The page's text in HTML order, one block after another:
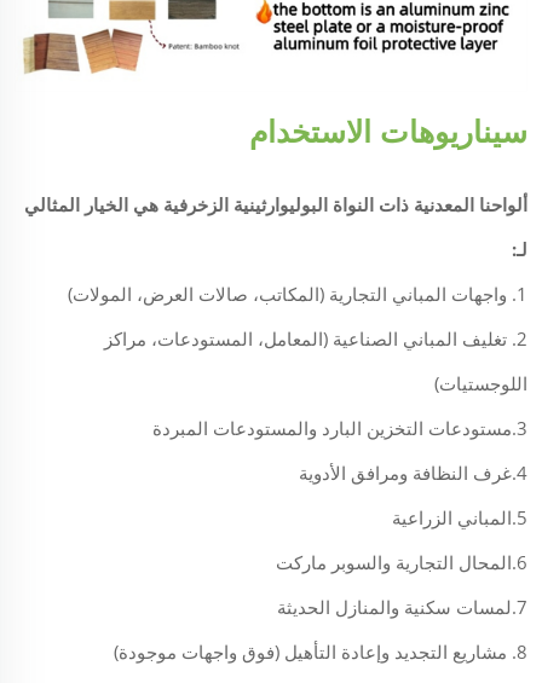
سيناريوهات الاستخدام
ألواحنا المعدنية ذات النواة البوليوارثينية الزخرفية هي الخيار المثالي
لـ:
1. واجهات المباني التجارية (المكاتب، صالات العرض، المولات)
2. تغليف المباني الصناعية (المعامل، المستودعات، مراكز
اللوجستيات)
3.مستودعات التخزين البارد والمستودعات المبردة
4.غرف النظافة ومرافق الأدوية
5.المباني الزراعية
6.المحال التجارية والسوبر ماركت
7.لمسات سكنية والمنازل الحديثة
8. مشاريع التجديد وإعادة التأهيل (فوق واجهات موجودة)